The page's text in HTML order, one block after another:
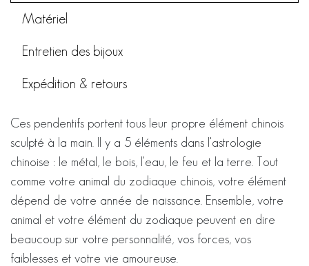
Matériel
Entretien des bijoux
Expédition & retours
Ces pendentifs portent tous leur propre élément chinois
sculpté à la main. Il y a 5 éléments dans l'astrologie
chinoise : le métal, le bois, l'eau, le feu et la terre. Tout
comme votre animal du zodiaque chinois, votre élément
dépend de votre année de naissance. Ensemble, votre
animal et votre élément du zodiaque peuvent en dire
beaucoup sur votre personnalité, vos forces, vos
faiblesses et votre vie amoureuse.